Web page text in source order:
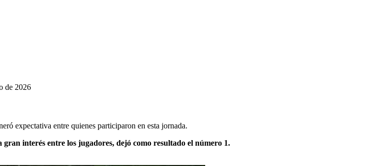
de 2026
expectativa entre quienes participaron en esta jornada.
gran interés entre los jugadores, dejó como resultado el número 1.